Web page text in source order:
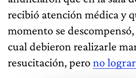
recibió atención médica y
momento se
cual debieron realizarle
resucitación, pero no